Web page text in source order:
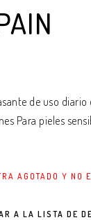
de uso
Para pieles
AGOTADO Y NO
A LA LISTA DE